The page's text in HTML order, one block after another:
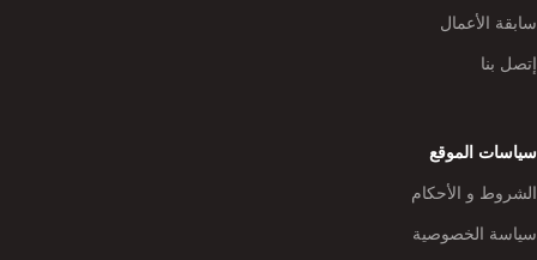
سابقة الأعمال
إتصل بنا
سياسات الموقع
الشروط و الأحكام
سياسة الخصوصية